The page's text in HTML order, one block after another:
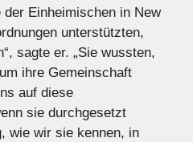
Einheimischen in New
unterstützten,
sagte er. „Sie wussten,
ihre Gemeinschaft
auf diese
sie durchgesetzt
wie wir sie kennen, in